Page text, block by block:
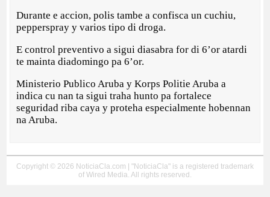
Durante e accion, polis tambe a confisca un cuchiu,
pepperspray y varios tipo di droga.
E control preventivo a sigui diasabra for di 6’or atardi
te mainta diadomingo pa 6’or.
Ministerio Publico Aruba y Korps Politie Aruba a
indica cu nan ta sigui traha hunto pa fortalece
seguridad riba caya y proteha especialmente hobennan
na Aruba.
Copyright © 2026 NoticiaCla.com | "NoticiaCla" is a registered trademark
of Wired Media. All rights reserved.